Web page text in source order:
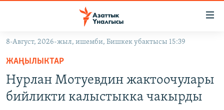
Навигацияга
өтүңүз
Издөөгө
салыңызКЫРГЫЗСТАН
ДҮЙНӨ
8-Август, 2026-жыл, ишемби, Бишкек убактысы 15:39
ЖАҢЫЛЫКТАР
Нурлан Мотуевдин жактоочулары
бийликти калыстыкка чакырды